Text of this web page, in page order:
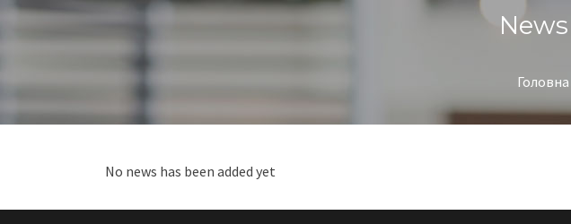
Головна
No news has been added yet